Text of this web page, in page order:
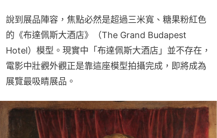
說到展品陣容，焦點必然是超過三米寬、糖果粉紅色
的《布達佩斯大酒店》（The Grand Budapest
Hotel）模型。現實中「布達佩斯大酒店」並不存在，
電影中壯觀外觀正是靠這座模型拍攝完成，即將成為
展覽最吸睛展品。